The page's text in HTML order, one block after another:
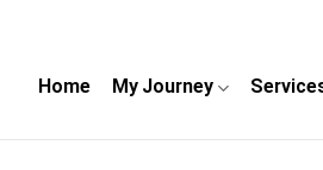
Home My Journey